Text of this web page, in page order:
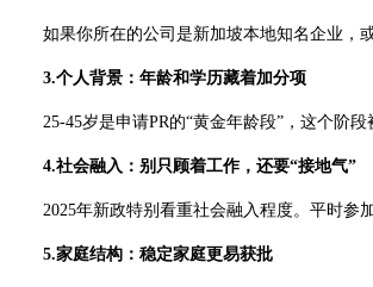
如果你所在的公司是新加坡本地知名企业，或
3.个人背景：年龄和学历藏着加分项
25-45岁是申请PR的“黄金年龄段”，这个阶段
4.社会融入：别只顾着工作，还要“接地气”
2025年新政特别看重社会融入程度。平时参加
5.家庭结构：稳定家庭更易获批